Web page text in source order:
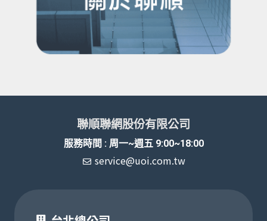
聯順聯網股份有限公司
服務時間 : 周一~週五 9:00~18:00
service@uoi.com.tw